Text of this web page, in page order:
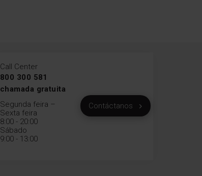
Call Center
800 300 581
chamada gratuita
Segunda feira –
Sexta feira
8:00 - 20:00
Sábado
9:00 - 13:00
Contáctanos